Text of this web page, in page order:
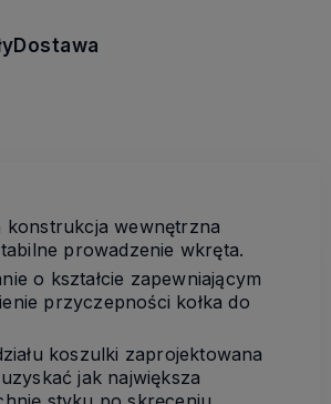
Dostawa
konstrukcja wewnętrzna
prowadzenie wkręta.
o kształcie zapewniającym
przyczepności kołka do
koszulki zaprojektowana
jak największa